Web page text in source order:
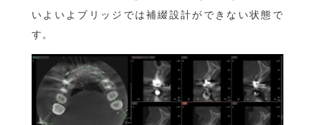
いよいよブリッジでは補綴設計ができない状態で
す。